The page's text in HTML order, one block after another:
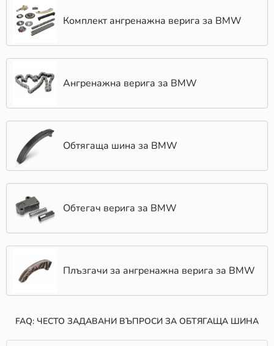
Комплект ангренажна верига за BMW
Ангренажна верига за BMW
Обтягаща шина за BMW
Обтегач верига за BMW
Плъзгачи за ангренажна верига за BMW
FAQ: ЧЕСТО ЗАДАВАНИ ВЪПРОСИ ЗА ОБТЯГАЩА ШИНА